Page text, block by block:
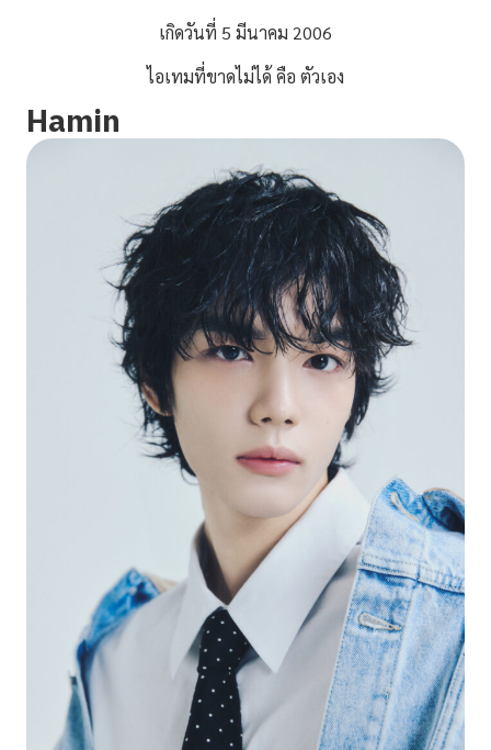
เกิดวันที่ 5 มีนาคม 2006
ไอเทมที่ขาดไม่ได้ คือ ตัวเอง
Hamin